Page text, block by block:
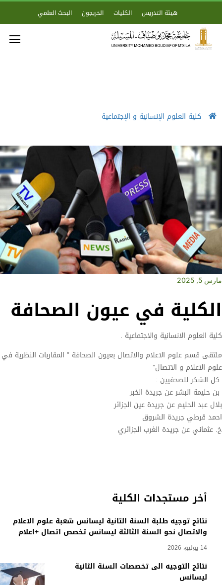
هيئة التدريس الكليات الخريجون البحث العلمي
كلية العلوم الإنسانية و الإجتماعية
أخر مستجدات الكلية
نتائج توجيه طلبة السنة الثانية ليسانس شعبة علوم الاعلام
والاتصال نحو السنة الثالثة ليسانس تخصص اتصال +اعلام
14 يوليو، 2026
نتائج التوجيه الى تخصصات السنة الثانية
ليسانس
مارس 5, 2025
الكلية في عيون الصحافة
كلية العلوم الانسانية والاجتماعية .
ملتقى قسم علوم الاعلام والاتصال بعيون الصحافة ” المقاربات النظرية في
علوم الاعلام و الاتصال”
كل الشكر للصحفيين :
بن حليمة البشر عن جريدة الخبر
بلال عبد الحليم عن جريدة عين الجزائر
احمد قرطي جريدة الشروق
خ. عثماني عن جريدة الغرب الجزائري